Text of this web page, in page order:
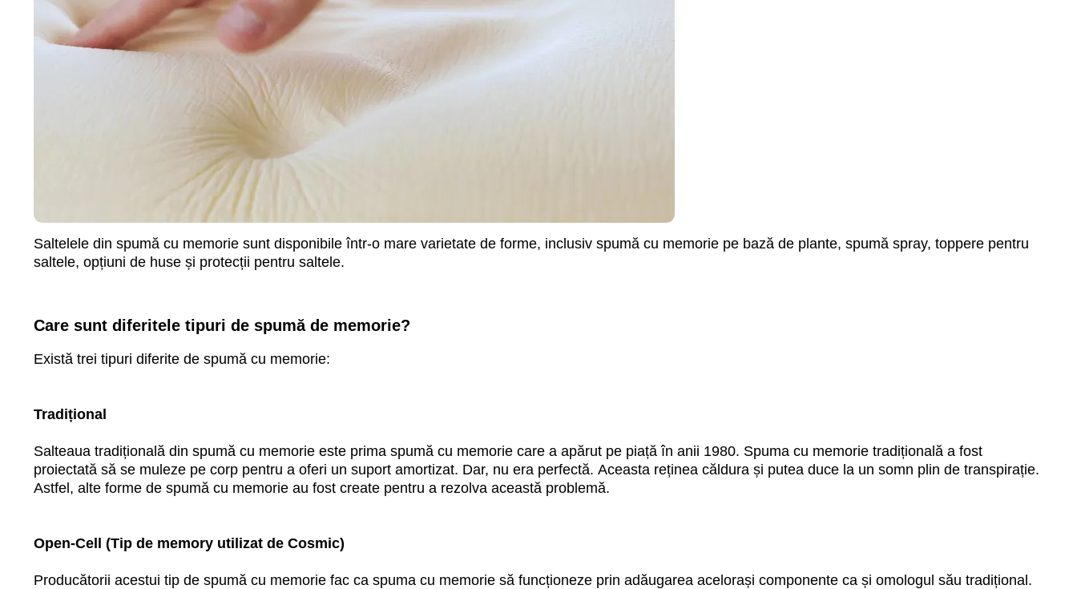
Pat Eclipse
Pat Meridian
Pat Breeze
Pat New Ray
Saltelele din spumă cu memorie sunt disponibile într-o mare varietate de forme, inclusiv spumă cu memorie pe bază de plante, spumă spray, toppere pentru
saltele, opțiuni de huse și protecții pentru saltele.
Care sunt diferitele tipuri de spumă de memorie?
Există trei tipuri diferite de spumă cu memorie:
Tradițional
Salteaua tradițională din spumă cu memorie este prima spumă cu memorie care a apărut pe piață în anii 1980. Spuma cu memorie tradițională a fost
proiectată să se muleze pe corp pentru a oferi un suport amortizat. Dar, nu era perfectă. Aceasta reținea căldura și putea duce la un somn plin de transpirație.
Astfel, alte forme de spumă cu memorie au fost create pentru a rezolva această problemă.
Open-Cell (Tip de memory utilizat de Cosmic)
Producătorii acestui tip de spumă cu memorie fac ca spuma cu memorie să funcționeze prin adăugarea acelorași componente ca și omologul său tradițional.